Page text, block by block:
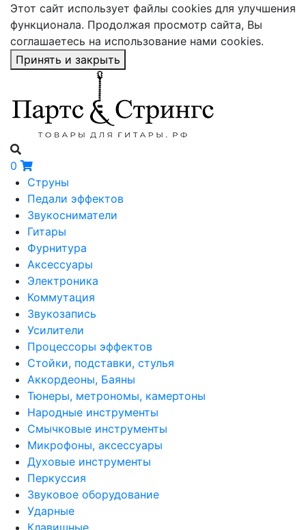
Этот сайт использует файлы cookies для улучшения
функционала. Продолжая просмотр сайта, Вы
соглашаетесь на использование нами cookies.
Принять и закрыть
0
Струны
Педали эффектов
Звукосниматели
Гитары
Фурнитура
Аксессуары
Электроника
Коммутация
Звукозапись
Усилители
Процессоры эффектов
Стойки, подставки, стулья
Аккордеоны, Баяны
Тюнеры, метрономы, камертоны
Народные инструменты
Смычковые инструменты
Микрофоны, аксессуары
Духовые инструменты
Перкуссия
Звуковое оборудование
Ударные
Клавишные